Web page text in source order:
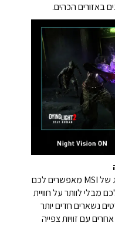
באזורים הכהים.
עם זווית צפייה רחבה, מסכי הגיימינג של MSI מאפשרים לכם
מבלי לוותר על חוויית
נשארים חדים יותר
עם זוויות צפייה